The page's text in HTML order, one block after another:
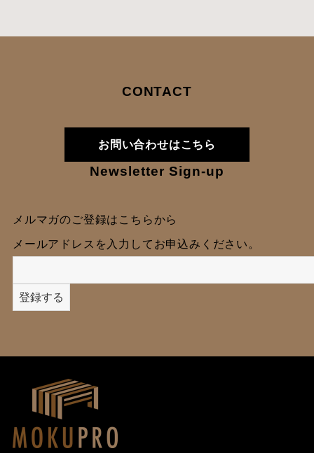
CONTACT
お問い合わせはこちら
Newsletter Sign-up
メルマガのご登録はこちらから
メールアドレスを入力してお申込みください。